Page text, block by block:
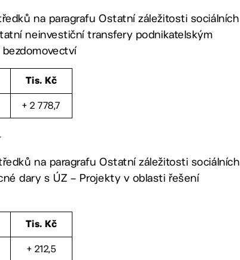
na paragrafu Ostatní záležitosti sociálních
neinvestiční transfery podnikatelským
Tis. Kč
+ 2 778,7
na paragrafu Ostatní záležitosti sociálních
dary s ÚZ – Projekty v oblasti řešení
Tis. Kč
+ 212,5